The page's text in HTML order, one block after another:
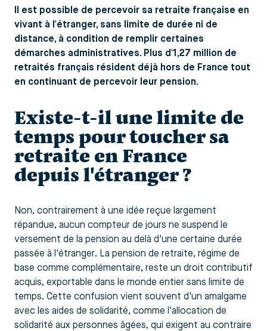
Il est possible de percevoir sa retraite française en
vivant à l'étranger, sans limite de durée ni de
distance, à condition de remplir certaines
démarches administratives. Plus d'1,27 million de
retraités français résident déjà hors de France tout
en continuant de percevoir leur pension.
Existe-t-il une limite de
temps pour toucher sa
retraite en France
depuis l'étranger ?
Non, contrairement à une idée reçue largement
répandue, aucun compteur de jours ne suspend le
versement de la pension au delà d'une certaine durée
passée à l'étranger. La pension de retraite, régime de
base comme complémentaire, reste un droit contributif
acquis, exportable dans le monde entier sans limite de
temps. Cette confusion vient souvent d'un amalgame
avec les aides de solidarité, comme l'allocation de
solidarité aux personnes âgées, qui exigent au contraire